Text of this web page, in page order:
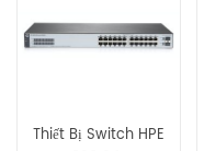
Thiết Bị Switch HPE